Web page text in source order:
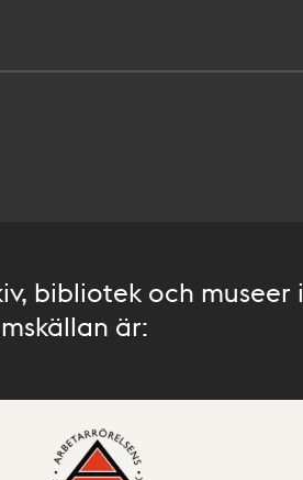
bibliotek och museer i
är: